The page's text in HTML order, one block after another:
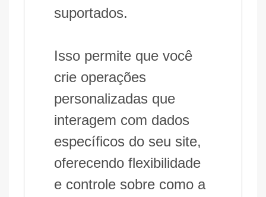
suportados.
Isso permite que você
crie operações
personalizadas que
interagem com dados
específicos do seu site,
oferecendo flexibilidade
e controle sobre como a